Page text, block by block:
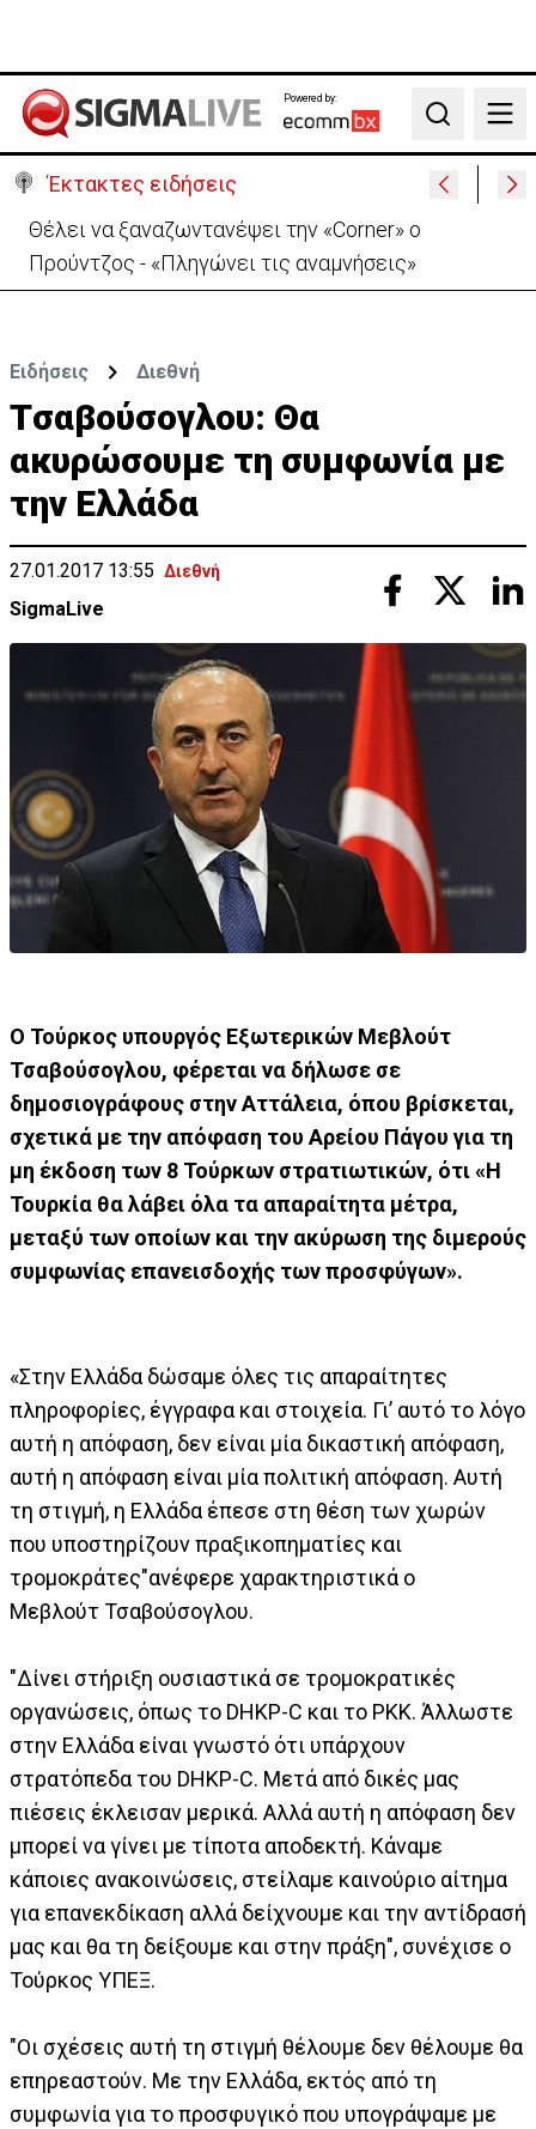
Powered by:
Search
Έκτακτες ειδήσεις
Θέλει να ξαναζωντανέψει την «Corner» o
Προύντζος - «Πληγώνει τις αναμνήσεις»
Ειδήσεις Διεθνή
Tσαβούσογλου: Θα
ακυρώσουμε τη συμφωνία με
την Ελλάδα
27.01.2017 13:55 Διεθνή
SigmaLive
Ο Τούρκος υπουργός Εξωτερικών Μεβλούτ
Τσαβούσογλου, φέρεται να δήλωσε σε
δημοσιογράφους στην Αττάλεια, όπου βρίσκεται,
σχετικά με την απόφαση του Αρείου Πάγου για τη
μη έκδοση των 8 Τούρκων στρατιωτικών, ότι «Η
Τουρκία θα λάβει όλα τα απαραίτητα μέτρα,
μεταξύ των οποίων και την ακύρωση της διμερούς
συμφωνίας επανεισδοχής των προσφύγων».
«Στην Ελλάδα δώσαμε όλες τις απαραίτητες
πληροφορίες, έγγραφα και στοιχεία. Γι’ αυτό το λόγο
αυτή η απόφαση, δεν είναι μία δικαστική απόφαση,
αυτή η απόφαση είναι μία πολιτική απόφαση. Αυτή
τη στιγμή, η Ελλάδα έπεσε στη θέση των χωρών
που υποστηρίζουν πραξικοπηματίες και
τρομοκράτες"ανέφερε χαρακτηριστικά ο
Μεβλούτ Τσαβούσογλου.
"Δίνει στήριξη ουσιαστικά σε τρομοκρατικές
οργανώσεις, όπως το DHKP-C και το PKK. Άλλωστε
στην Ελλάδα είναι γνωστό ότι υπάρχουν
στρατόπεδα του DHKP-C. Μετά από δικές μας
πιέσεις έκλεισαν μερικά. Αλλά αυτή η απόφαση δεν
μπορεί να γίνει με τίποτα αποδεκτή. Κάναμε
κάποιες ανακοινώσεις, στείλαμε καινούριο αίτημα
για επανεκδίκαση αλλά δείχνουμε και την αντίδρασή
μας και θα τη δείξουμε και στην πράξη", συνέχισε ο
Τούρκος ΥΠΕΞ.
"Οι σχέσεις αυτή τη στιγμή θέλουμε δεν θέλουμε θα
επηρεαστούν. Με την Ελλάδα, εκτός από τη
συμφωνία για το προσφυγικό που υπογράψαμε με